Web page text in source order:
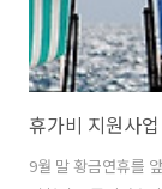
휴가비 지원사
9월 말 황금연휴를